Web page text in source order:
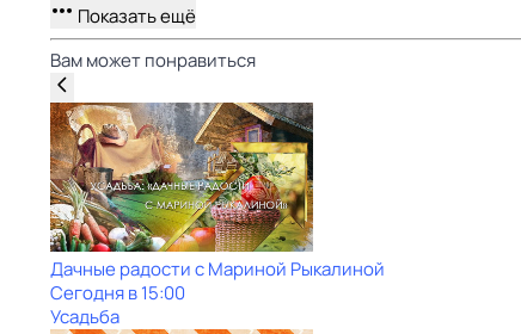
Показать ещё
Вам может понравиться
Дачные радости с Мариной Рыкалиной
Сегодня в 15:00
Усадьба